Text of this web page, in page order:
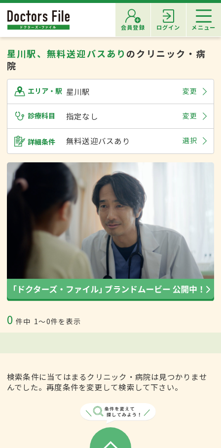
会員登録 ログイン メニュー
星川駅、無料送迎バスあり のクリニック・病
院
エリア・駅 星川駅 変更
診療科目 指定なし 変更
詳細条件 無料送迎バスあり 選択
0 件中 1〜0件を表示
検索条件に当てはまるクリニック・病院は見つかりませ
んでした。再度条件を変更して検索して下さい。